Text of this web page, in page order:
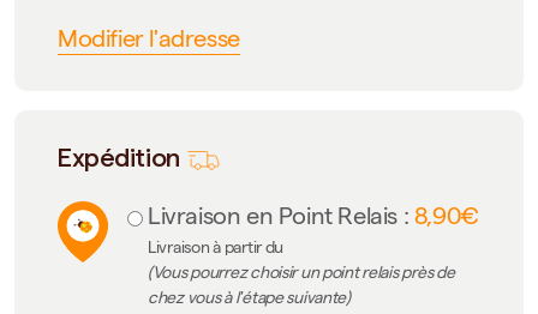
Modifier l'adresse
Expédition
Livraison en Point Relais : 8,90€
Livraison à partir du
(Vous pourrez choisir un point relais près de
chez vous à l'étape suivante)